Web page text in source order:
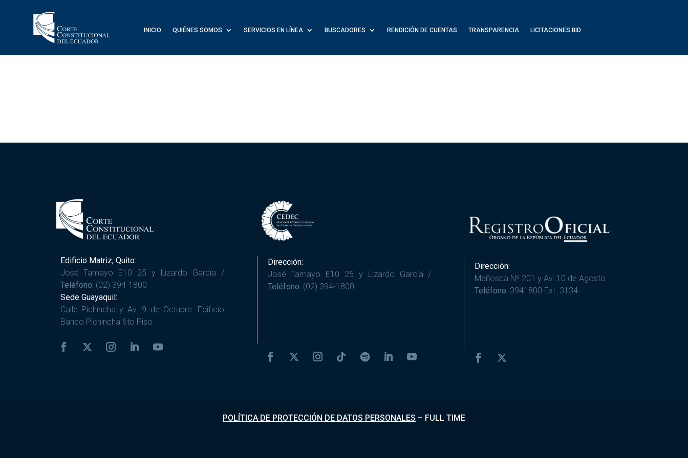
INICIO QUIÉNES SOMOS SERVICIOS EN LÍNEA BUSCADORES RENDICIÓN DE CUENTAS TRANSPARENCIA LICITACIONES BID
Edificio Matriz, Quito:
José Tamayo E10 25 y Lizardo García /
Teléfono: (02) 394-1800
Sede Guayaquil:
Calle Pichincha y Av. 9 de Octubre. Edificio
Banco Pichincha 6to Piso
Dirección:
José Tamayo E10 25 y Lizardo García /
Teléfono: (02) 394-1800
Dirección:
Mañosca Nº 201 y Av. 10 de Agosto
Teléfono: 3941800 Ext. 3134
POLÍTICA DE PROTECCIÓN DE DATOS PERSONALES – FULL TIME